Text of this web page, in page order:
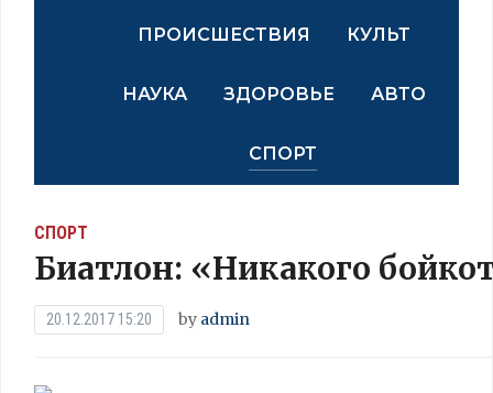
ПРОИСШЕСТВИЯ КУЛЬТ
НАУКА ЗДОРОВЬЕ АВТО
СПОРТ
СПОРТ
Биатлон: «Никакого
20.12.2017 15:20 by admin